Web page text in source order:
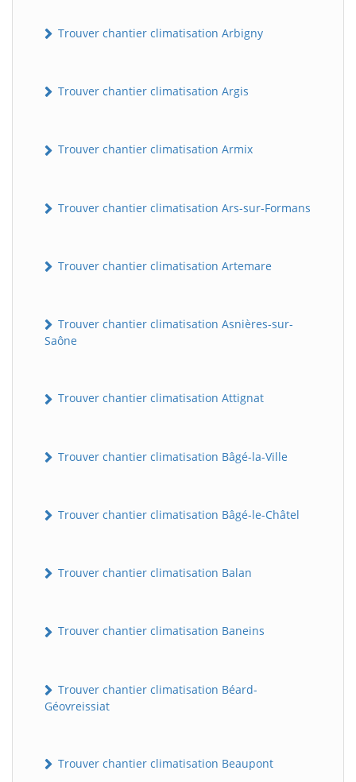
Trouver chantier climatisation Arbigny
Trouver chantier climatisation Argis
Trouver chantier climatisation Armix
Trouver chantier climatisation Ars-sur-Formans
Trouver chantier climatisation Artemare
Trouver chantier climatisation Asnières-sur-
Saône
Trouver chantier climatisation Attignat
Trouver chantier climatisation Bâgé-la-Ville
Trouver chantier climatisation Bâgé-le-Châtel
Trouver chantier climatisation Balan
Trouver chantier climatisation Baneins
Trouver chantier climatisation Béard-
Géovreissiat
Trouver chantier climatisation Beaupont